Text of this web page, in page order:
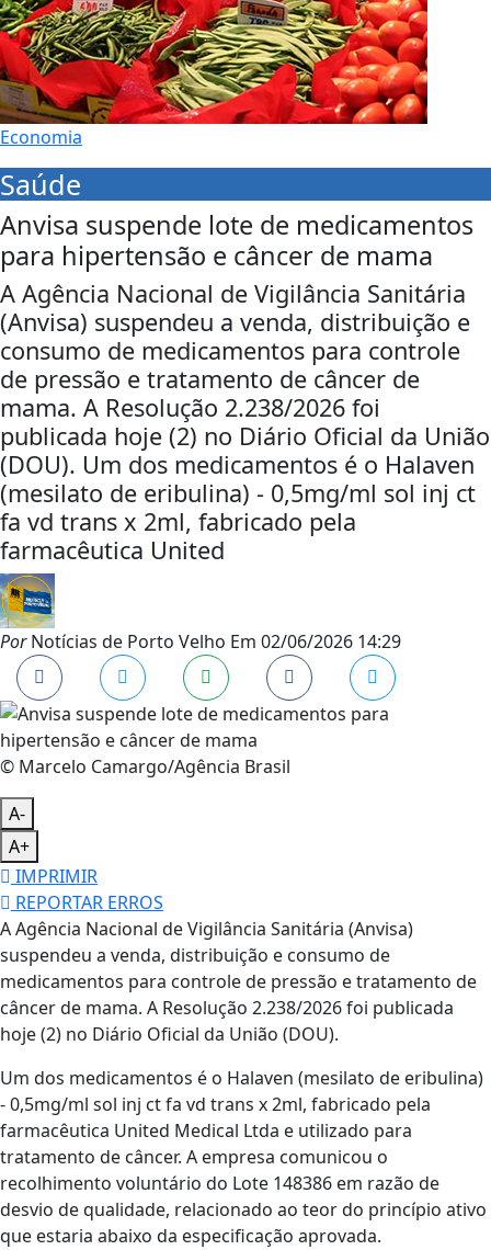
Economia
Saúde
Anvisa suspende lote de medicamentos
para hipertensão e câncer de mama
A Agência Nacional de Vigilância Sanitária
(Anvisa) suspendeu a venda, distribuição e
consumo de medicamentos para controle
de pressão e tratamento de câncer de
mama. A Resolução 2.238/2026 foi
publicada hoje (2) no Diário Oficial da União
(DOU). Um dos medicamentos é o Halaven
(mesilato de eribulina) - 0,5mg/ml sol inj ct
fa vd trans x 2ml, fabricado pela
farmacêutica United
PorNotícias de Porto Velho Em 02/06/2026 14:29
© Marcelo Camargo/Agência Brasil
A-
A+
IMPRIMIR
REPORTAR ERROS
A Agência Nacional de Vigilância Sanitária (Anvisa)
suspendeu a venda, distribuição e consumo de
medicamentos para controle de pressão e tratamento de
câncer de mama. A Resolução 2.238/2026 foi publicada
hoje (2) no Diário Oficial da União (DOU).
Um dos medicamentos é o Halaven (mesilato de eribulina)
- 0,5mg/ml sol inj ct fa vd trans x 2ml, fabricado pela
farmacêutica United Medical Ltda e utilizado para
tratamento de câncer. A empresa comunicou o
recolhimento voluntário do Lote 148386 em razão de
desvio de qualidade, relacionado ao teor do princípio ativo
que estaria abaixo da especificação aprovada.